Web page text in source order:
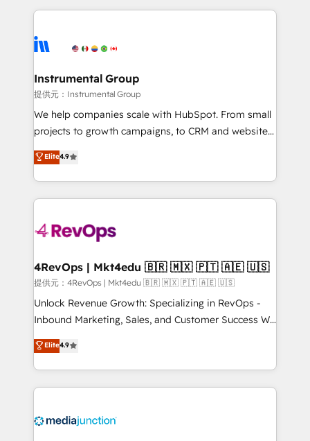
agency for an Ops problem. Don't hire a technical
agency for a growth problem. Hire a partner built to
eminent solutions & integrations. Trust us to
Elite Partners with 10+ years of HubSpot experience
Premier Partner 2023 🌟5 HubSpot Accreditations 🌟
Won HubSpot Theme Challenge 2021 🌟INBOUND’19
HubSpot Rising Star Why us? Harnessing the full
potential of the powerful HubSpot CRM. ✔️A team of
HubSpot experience ✔️Flexible pricing models —
Hourly-fee (assigned one Dedicated HubSpot
requirement). ✔️Helped over 25,000+ customers so
far with our HubSpot solutions. ✔️Bespoke apps &
on-demand bundle services. Connect with us today!
Instrumental Group
提供元：Instrumental Group
We help companies scale with HubSpot. From small
projects to growth campaigns, to CRM and websites.
Hire an agency that's experienced in every inch of
HubSpot and willing to work hand-in-hand with your
team to simplify the complex and build a better
experience for your team and customers.
Elite4.9
4RevOps | Mkt4edu 🇧🇷 🇲🇽 🇵🇹 🇦🇪 🇺🇸
提供元：4RevOps | Mkt4edu 🇧🇷 🇲🇽 🇵🇹 🇦🇪 🇺🇸
Unlock Revenue Growth: Specializing in RevOps -
Inbound Marketing, Sales, and Customer Success We
specialize in driving revenue growth for companies
across industries through tailored marketing, sales,
and customer success strategies, utilizing RevOps
methodologies. As Latin America's largest HubSpot
offer unparalleled insights. Operating in five
Elite4.9